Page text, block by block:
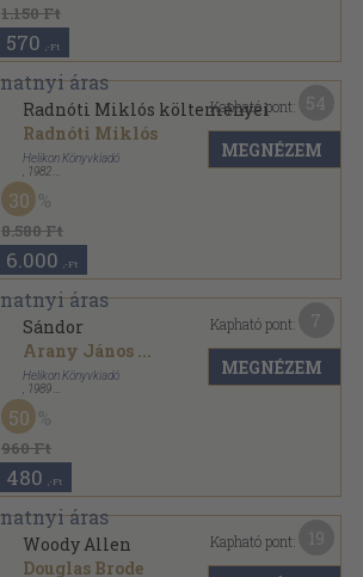
1.150 Ft
570 ,-Ft
Radnóti Miklós költeményei
Radnóti Miklós
Helikon Könyvkiadó
1982
Bőr
8.580 Ft
30
6.000 ,-Ft
Kapható pont:
MEGNÉZEM
Sándor
Arany János ...
Helikon Könyvkiadó
1989
Bársony
Nevek - Névnapok sorozat
960 Ft
50
480 ,-Ft
Kapható pont:
MEGNÉZEM
Woody Allen
Douglas Brode
Kapható pont: